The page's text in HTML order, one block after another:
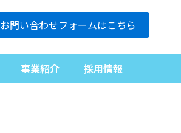
お問い合わせフォームはこちら
事業紹介 採用情報